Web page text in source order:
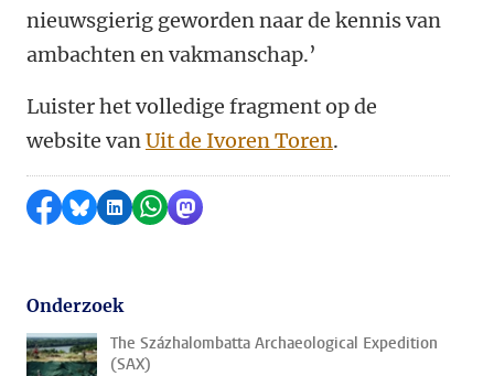
nieuwsgierig geworden naar de kennis van
ambachten en vakmanschap.’
Luister het volledige fragment op de
website vanUit de Ivoren Toren.
Delen op Facebook
Delen via Bluesky
Delen op LinkedIn
Delen via WhatsApp
Delen via Mastodon
Onderzoek
The Százhalombatta Archaeological Expedition
(SAX)